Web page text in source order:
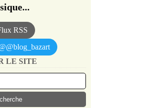
RSS
LE SITE